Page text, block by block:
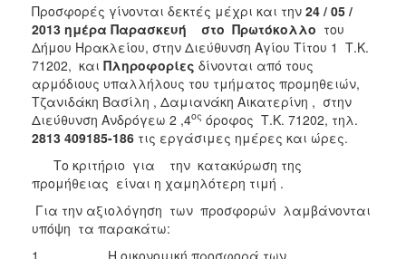
Προσφορές γίνονται δεκτές μέχρι και την 24 / 05 /
2013 ημέρα Παρασκευή στο Πρωτόκολλο του
Δήμου Ηρακλείου, στην Διεύθυνση Αγίου Τίτου 1 Τ.Κ.
71202, και Πληροφορίες δίνονται από τους
αρμόδιους υπαλλήλους του τμήματος προμηθειών,
Τζανιδάκη Βασίλη , Δαμιανάκη Αικατερίνη , στην
Διεύθυνση Ανδρόγεω 2 ,4ος όροφος Τ.Κ. 71202, τηλ.
2813 409185-186 τις εργάσιμες ημέρες και ώρες.
Το κριτήριο για την κατακύρωση της
προμήθειας είναι η χαμηλότερη τιμή .
Για την αξιολόγηση των προσφορών λαμβάνονται
υπόψη τα παρακάτω:
1. Η οικονομική προσφορά των